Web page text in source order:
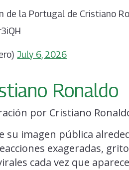
de la Portugal de Cristiano
July 6, 2026
Ronaldo
por Cristiano
su imagen pública
exageradas,
cada vez que